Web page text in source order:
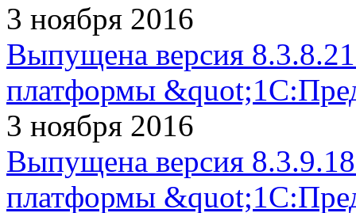
3 ноября 2016
Выпущена версия
платформы
3 ноября 2016
Выпущена версия
платформы